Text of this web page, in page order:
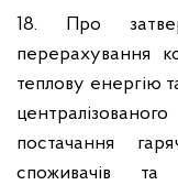
18. Про
перерахування
теплову енергію
постачання
споживачів та